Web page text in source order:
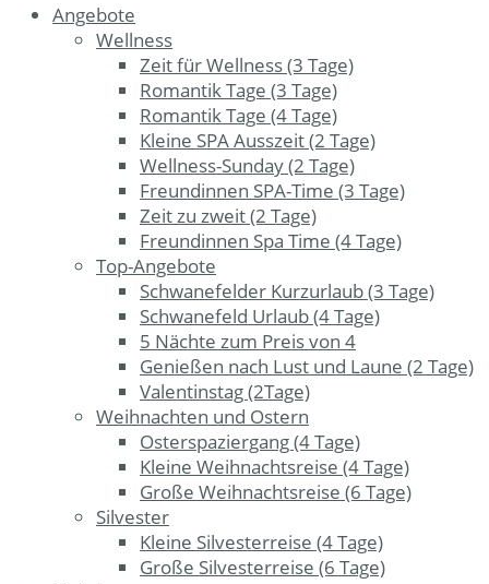
Angebote
Wellness
Zeit für Wellness (3 Tage)
Romantik Tage (3 Tage)
Romantik Tage (4 Tage)
Kleine SPA Ausszeit (2 Tage)
Wellness-Sunday (2 Tage)
Freundinnen SPA-Time (3 Tage)
Zeit zu zweit (2 Tage)
Freundinnen Spa Time (4 Tage)
Top-Angebote
Schwanefelder Kurzurlaub (3 Tage)
Schwanefeld Urlaub (4 Tage)
5 Nächte zum Preis von 4
Genießen nach Lust und Laune (2 Tage)
Valentinstag (2Tage)
Weihnachten und Ostern
Osterspaziergang (4 Tage)
Kleine Weihnachtsreise (4 Tage)
Große Weihnachtsreise (6 Tage)
Silvester
Kleine Silvesterreise (4 Tage)
Große Silvesterreise (6 Tage)